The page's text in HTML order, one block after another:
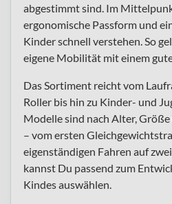
abgestimmt sind. Im
ergonomische Passform und
Kinder schnell verstehen. So
eigene Mobilität mit einem
Das Sortiment reicht vom
Roller bis hin zu Kinder- und
Modelle sind nach Alter,
– vom ersten
eigenständigen Fahren auf
kannst Du passend zum
Kindes auswählen.